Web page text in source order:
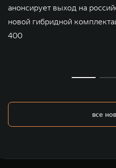
анонсирует выход на
новой гибридной
400
все